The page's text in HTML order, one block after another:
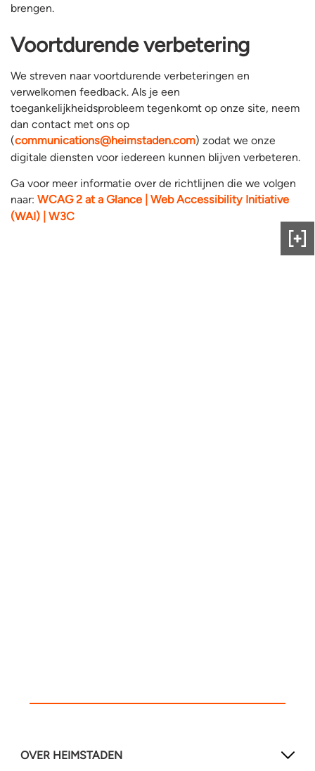
brengen.
Voortdurende verbetering
We streven naar voortdurende verbeteringen en
verwelkomen feedback. Als je een
toegankelijkheidsprobleem tegenkomt op onze site, neem
dan contact met ons op
(communications@heimstaden.com) zodat we onze
digitale diensten voor iedereen kunnen blijven verbeteren.
Ga voor meer informatie over de richtlijnen die we volgen
naar: WCAG 2 at a Glance | Web Accessibility Initiative
(WAI) | W3C
OVER HEIMSTADEN